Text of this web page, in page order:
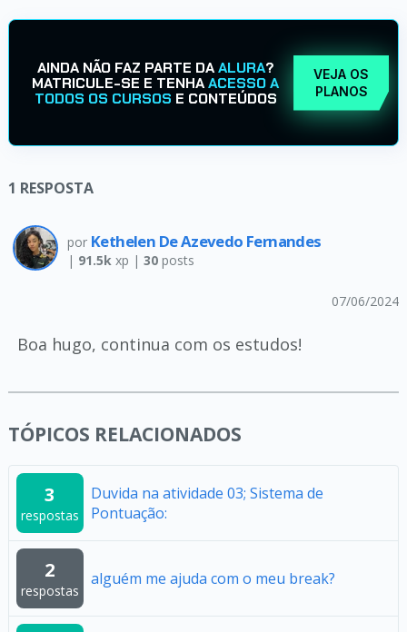
AINDA NÃO FAZ PARTE DAALURA?
MATRICULE-SE E TENHAACESSO A
TODOS OS CURSOS E CONTEÚDOS
VEJA OS
PLANOS
1 RESPOSTA
por Kethelen De Azevedo Fernandes
| 91.5kxp | 30posts
07/06/2024
Boa hugo, continua com os estudos!
TÓPICOS RELACIONADOS
3
respostas
Duvida na atividade 03; Sistema de
Pontuação:
2
respostas
alguém me ajuda com o meu break?